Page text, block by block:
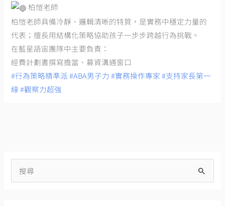
柏愷老師
柏愷老師具備冷靜、邏輯清晰的特質，是實務中穩定力量的
代表；擅長用結構化策略協助孩子一步步跨越行為挑戰。
在藍星語宙團隊中主要負責：
經費計劃書撰寫擔當、募資溝通窗口
#行為策略精準派#ABA男子力 #實務操作專家#支持家長第一
線#觀察力超強